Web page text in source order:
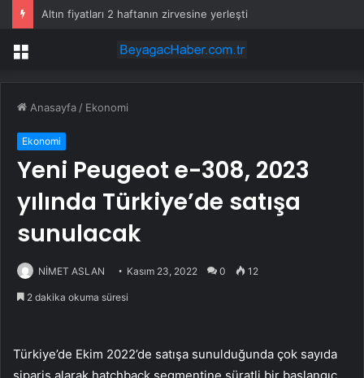
Altın fiyatları 2 haftanın zirvesine yerleşti
Menü
Anasayfa / Ekonomi
Ekonomi
Yeni Peugeot e-308, 2023
yılında Türkiye’de satışa
sunulacak
NİMET ASLAN Kasım 23, 2022 0 12
2 dakika okuma süresi
Türkiye’de Ekim 2022’de satışa sunulduğunda çok sayıda